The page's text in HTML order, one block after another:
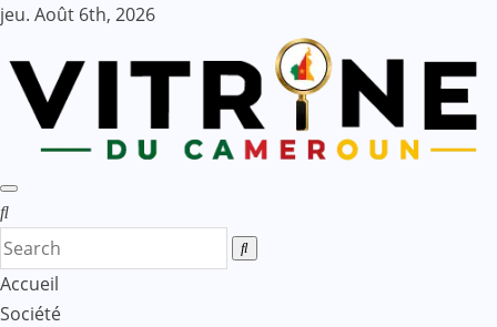
Skip
content
jeu. Août 6th, 2026
Accueil
Société